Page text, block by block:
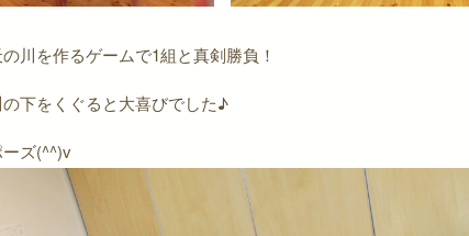
川を作るゲームで1組と真剣勝負！
下をくぐると大喜びでした♪
ズ(^^)v